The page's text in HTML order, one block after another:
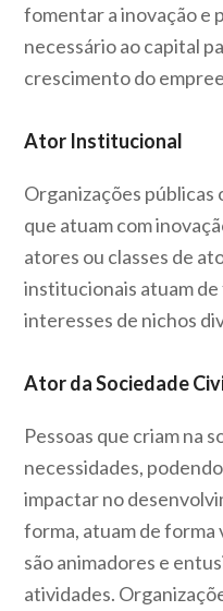
fomentar a inovação e
necessário ao capital
crescimento do
Ator Institucional
Organizações públicas
que atuam com
atores ou classes de
institucionais atuam
interesses de nichos
Ator da Sociedade
Pessoas que criam na
necessidades,
impactar no
forma, atuam de forma
são animadores e
atividades.